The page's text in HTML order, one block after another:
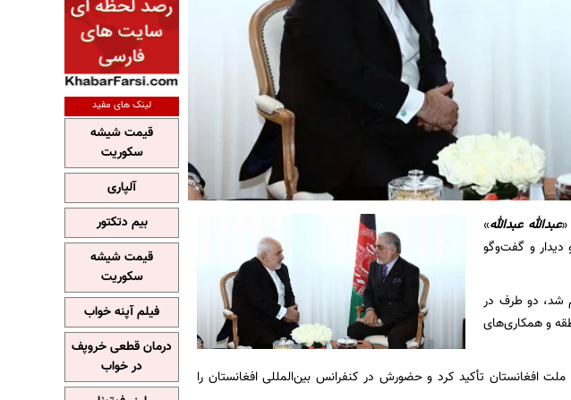
«عبدالله عبدالله»
دیدار و گفت‌وگو
شد، دو طرف در
و همکاری‌های
ملت افغانستان تأکید کرد و حضورش در کنفرانس بین‌المللی افغانستان را
لینک های مفید
قیمت شیشه
سکوریت
آلپاری
بیم دتکتور
قیمت شیشه
سکوریت
فیلم آپنه خواب
درمان قطعی خروپف
در خواب